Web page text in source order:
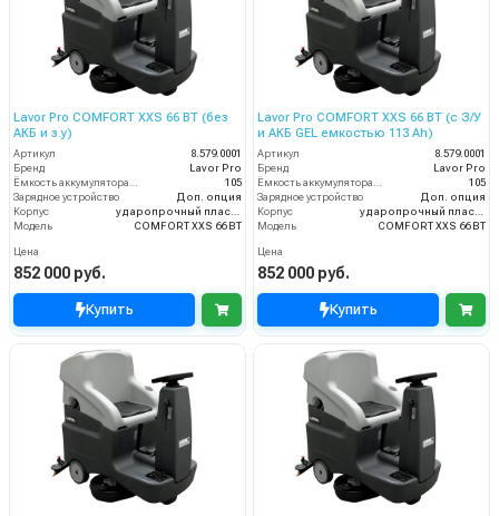
Lavor Pro COMFORT XXS 66 BT (без
АКБ и з.у)
Артикул
8.579.0001
Бренд
Lavor Pro
105
Зарядное устройство
Доп. опция
Корпус
Модель
COMFORT XXS 66 BT
Цена
852 000 руб.
Купить
Lavor Pro COMFORT XXS 66 BT (с З/У
и АКБ GEL емкостью 113 Ah)
Артикул
8.579.0001
Бренд
Lavor Pro
105
Зарядное устройство
Доп. опция
Корпус
Модель
COMFORT XXS 66 BT
Цена
852 000 руб.
Купить